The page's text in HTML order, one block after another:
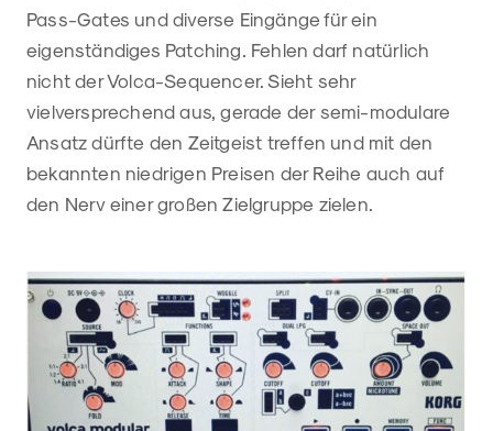
Pass-Gates und diverse Eingänge für ein
eigenständiges Patching. Fehlen darf natürlich
nicht der Volca-Sequencer. Sieht sehr
vielversprechend aus, gerade der semi-modulare
Ansatz dürfte den Zeitgeist treffen und mit den
bekannten niedrigen Preisen der Reihe auch auf
den Nerv einer großen Zielgruppe zielen.